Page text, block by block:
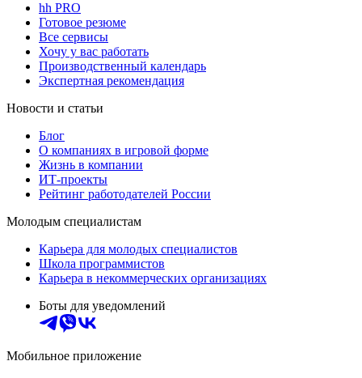
hh PRO
Готовое резюме
Все сервисы
Хочу у вас работать
Производственный календарь
Экспертная рекомендация
Новости и статьи
Блог
О компаниях в игровой форме
Жизнь в компании
ИТ-проекты
Рейтинг работодателей России
Молодым специалистам
Карьера для молодых специалистов
Школа программистов
Карьера в некоммерческих организациях
Боты для уведомлений
Мобильное приложение